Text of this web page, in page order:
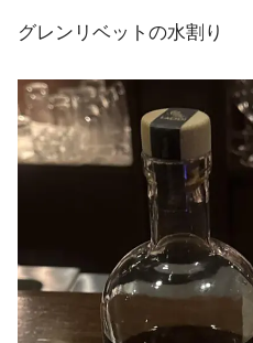
グレンリベットの水割り